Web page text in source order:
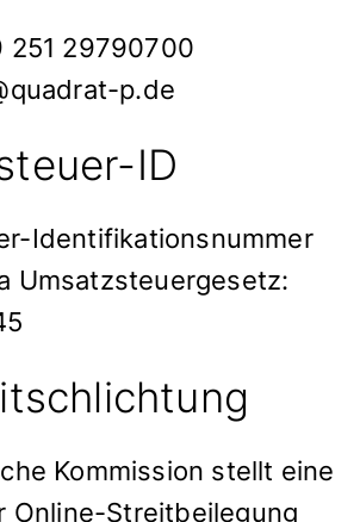
251 29790700
p.de
ID
Identifikationsnummer
Umsatzsteuergesetz:
Kommission stellt eine
Online-Streitbeilegung